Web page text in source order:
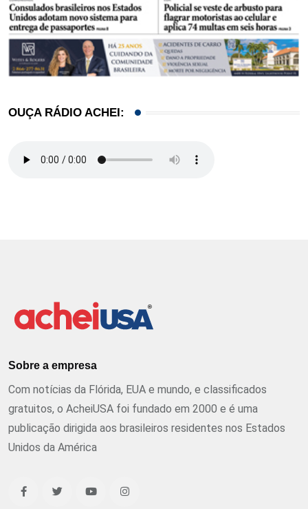
OUÇA RÁDIO ACHEI:
Sobre a empresa
Com notícias da Flórida, EUA e mundo, e classificados
gratuitos, o AcheiUSA foi fundado em 2000 e é uma
publicação dirigida aos brasileiros residentes nos Estados
Unidos da América